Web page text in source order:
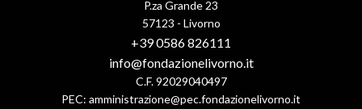
P.za Grande 23
57123 - Livorno
+39 0586 826111
info@fondazionelivorno.it
C.F. 92029040497
PEC: amministrazione@pec.fondazionelivorno.it